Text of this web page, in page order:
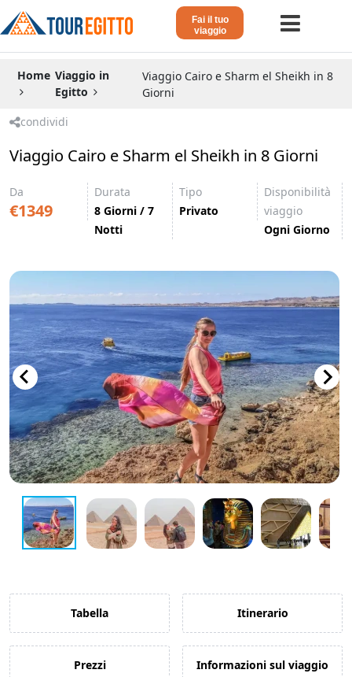
Fai il tuo
viaggio
Home
Viaggio in Egitto
Vacanze Lusso in Egitto
Dahabeya Lusso
Agosto in Egitto
Tour Giordania
Altri
Blog 𓁐
Guida di Viaggio 𓉔
Guida di Viaggio Giordania
Home Viaggio in
Egitto
Viaggio Cairo e Sharm el Sheikh in 8
Giorni
condividi
Viaggio Cairo e Sharm el Sheikh in 8 Giorni
Da
€1349
Durata
8 Giorni / 7
Notti
Tipo
Privato
Disponibilità
viaggio
Ogni Giorno
Tabella Itinerario
Prezzi Informazioni sul viaggio